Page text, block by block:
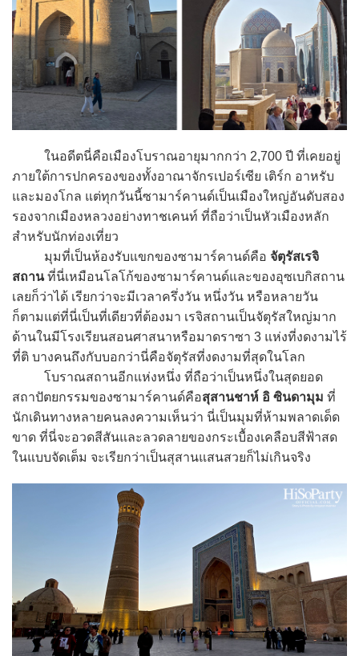
ในอดีตนี่คือเมืองโบราณอายุมากกว่า 2,700 ปี ที่เคยอยู่
ภายใต้การปกครองของทั้งอาณาจักรเปอร์เซีย เติร์ก อาหรับ
และมองโกล แต่ทุกวันนี้ซามาร์คานด์เป็นเมืองใหญ่อันดับสอง
รองจากเมืองหลวงอย่างทาชเคนท์ ที่ถือว่าเป็นหัวเมืองหลัก
สำหรับนักท่องเที่ยว
มุมที่เป็นห้องรับแขกของซามาร์คานด์คือ จัตุรัสเรจิ
สถานที่นี่เหมือนโลโก้ของซามาร์คานด์และของอุซเบกิสถาน
เลยก็ว่าได้ เรียกว่าจะมีเวลาครึ่งวัน หนึ่งวัน หรือหลายวัน
ก็ตามแต่ที่นี่เป็นที่เดียวที่ต้องมา เรจิสถานเป็นจัตุรัสใหญ่มาก
ด้านในมีโรงเรียนสอนศาสนาหรือมาดราซา 3 แห่งที่งดงามไร้
ที่ติ บางคนถึงกับบอกว่านี่คือจัตุรัสที่งดงามที่สุดในโลก
โบราณสถานอีกแห่งหนึ่ง ที่ถือว่าเป็นหนึ่งในสุดยอด
สถาปัตยกรรมของซามาร์คานด์คือสุสานชาห์ อิ ซินดามุม ที่
นักเดินทางหลายคนลงความเห็นว่า นี่เป็นมุมที่ห้ามพลาดเด็ด
ขาด ที่นี่จะอวดสีสันและลวดลายของกระเบื้องเคลือบสีฟ้าสด
ในแบบจัดเต็ม จะเรียกว่าเป็นสุสานแสนสวยก็ไม่เกินจริง